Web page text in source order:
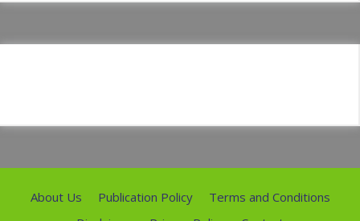
About Us Publication Policy
Terms and Conditions